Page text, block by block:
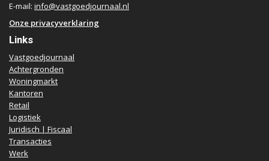
E-mail: info@vastgoedjournaal.nl
Onze privacyverklaring
Links
Vastgoedjournaal
Achtergronden
Woningmarkt
Kantoren
Retail
Logistiek
Juridisch | Fiscaal
Transacties
Werk